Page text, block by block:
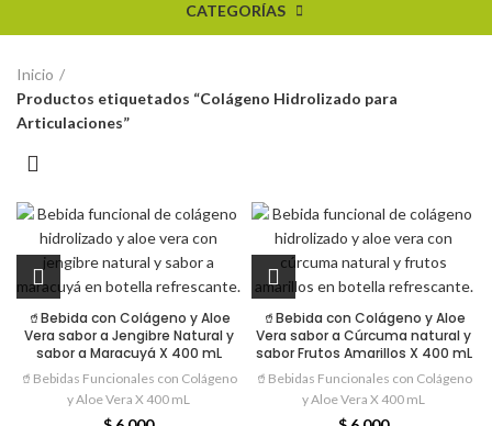
CATEGORÍAS
Inicio
Productos etiquetados “Colágeno Hidrolizado para
Articulaciones”
🥤Bebida con Colágeno y Aloe
Vera sabor a Jengibre Natural y
sabor a Maracuyá X 400 mL
🥤Bebidas Funcionales con Colágeno
y Aloe Vera X 400 mL
🥤Bebida con Colágeno y Aloe
Vera sabor a Cúrcuma natural y
sabor Frutos Amarillos X 400 mL
🥤Bebidas Funcionales con Colágeno
y Aloe Vera X 400 mL